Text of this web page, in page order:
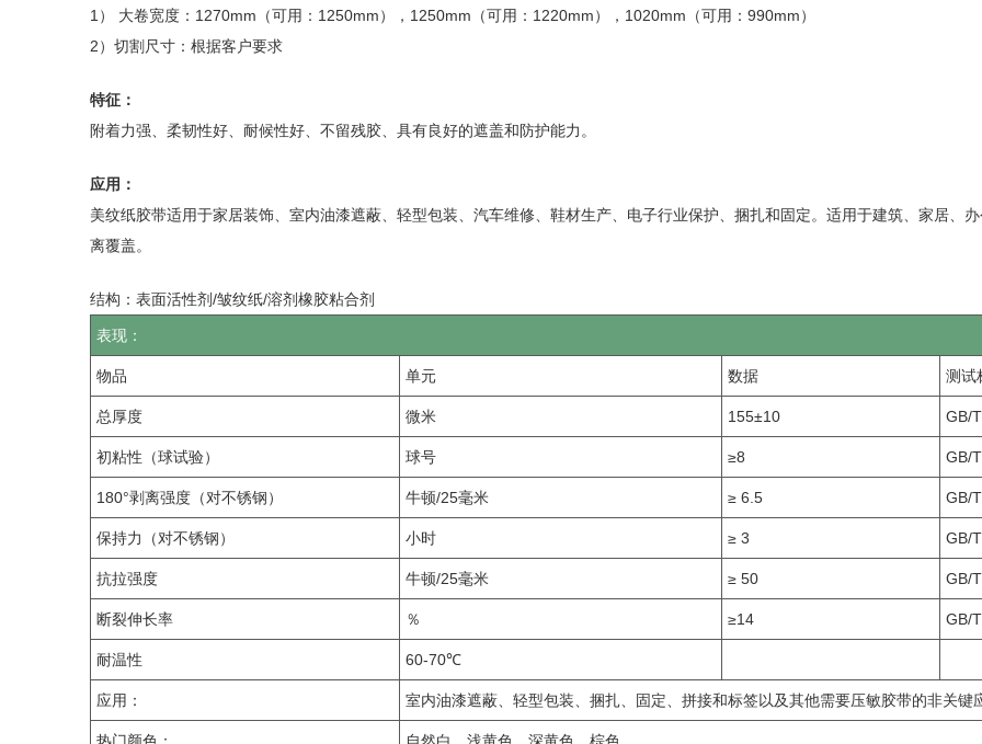
1） 大卷宽度：1270mm（可用：1250mm），1250mm（可用：1220mm），1020mm（可用：990mm）
2）切割尺寸：根据客户要求
特征：
附着力强、柔韧性好、耐候性好、不留残胶、具有良好的遮盖和防护能力。
应用：
美纹纸胶带适用于家居装饰、室内油漆遮蔽、轻型包装、汽车维修、鞋材生产、电子行业保护、捆扎和固定。适用于建筑、家居、
离覆盖。
结构：表面活性剂/皱纹纸/溶剂橡胶粘合剂
表现：
物品 单元 数据 测试
总厚度 微米 155±10 GB/
初粘性（球试验） 球号 ≥8 GB/
180°剥离强度（对不锈钢） 牛顿/25毫米 ≥ 6.5 GB/
保持力（对不锈钢） 小时 ≥ 3 GB/
抗拉强度 牛顿/25毫米 ≥ 50 GB/
断裂伸长率 ％ ≥14 GB/
耐温性 60-70℃
应用： 室内油漆遮蔽、轻型包装、捆扎、固定、拼接和标签以及其他需要压敏胶带的非关键